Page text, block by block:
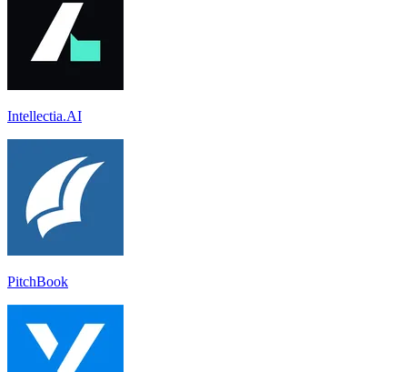
Intellectia.AI
PitchBook